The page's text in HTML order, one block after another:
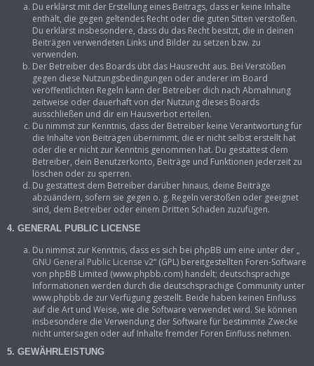
Du erklärst mit der Erstellung eines Beitrags, dass er keine Inhalte
enthält, die gegen geltendes Recht oder die guten Sitten verstoßen.
Du erklärst insbesondere, dass du das Recht besitzt, die in deinen
Beiträgen verwendeten Links und Bilder zu setzen bzw. zu
verwenden.
Der Betreiber des Boards übt das Hausrecht aus. Bei Verstößen
gegen diese Nutzungsbedingungen oder anderer im Board
veröffentlichten Regeln kann der Betreiber dich nach Abmahnung
zeitweise oder dauerhaft von der Nutzung dieses Boards
ausschließen und dir ein Hausverbot erteilen.
Du nimmst zur Kenntnis, dass der Betreiber keine Verantwortung für
die Inhalte von Beiträgen übernimmt, die er nicht selbst erstellt hat
oder die er nicht zur Kenntnis genommen hat. Du gestattest dem
Betreiber, dein Benutzerkonto, Beiträge und Funktionen jederzeit zu
löschen oder zu sperren.
Du gestattest dem Betreiber darüber hinaus, deine Beiträge
abzuändern, sofern sie gegen o. g. Regeln verstoßen oder geeignet
sind, dem Betreiber oder einem Dritten Schaden zuzufügen.
4. GENERAL PUBLIC LICENSE
Du nimmst zur Kenntnis, dass es sich bei phpBB um eine unter der „
GNU General Public License v2“ (GPL) bereitgestellten Foren-Software
von phpBB Limited (www.phpbb.com) handelt; deutschsprachige
Informationen werden durch die deutschsprachige Community unter
www.phpbb.de zur Verfügung gestellt. Beide haben keinen Einfluss
auf die Art und Weise, wie die Software verwendet wird. Sie können
insbesondere die Verwendung der Software für bestimmte Zwecke
nicht untersagen oder auf Inhalte fremder Foren Einfluss nehmen.
5. GEWÄHRLEISTUNG